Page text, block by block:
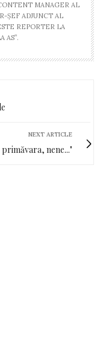
MANAGER AL
ŞEF ADJUNCT AL
REPORTER LA
AS”.
NEXT ARTICLE
primăvara, nene..."